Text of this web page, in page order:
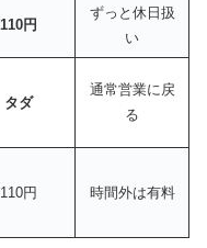
110円
ずっと休日扱
い
タダ
通常営業に戻
る
110円 時間外は有料